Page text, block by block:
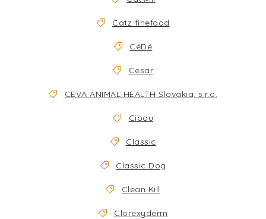
Catz finefood
CéDé
Cesar
CEVA ANIMAL HEALTH Slovakia, s.r.o.
Cibau
Classic
Classic Dog
Clean Kill
Clorexyderm